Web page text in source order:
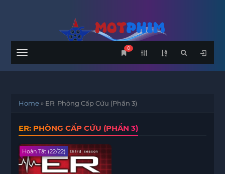
Menu
0
Home» ER: Phòng Cấp Cứu (Phần 3)
ER: PHÒNG CẤP CỨU (PHẦN 3)
Hoàn Tất (22/22)